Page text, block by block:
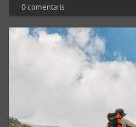
0 comentaris